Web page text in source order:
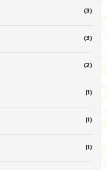
(3)
(3)
(2)
(1)
(1)
(1)